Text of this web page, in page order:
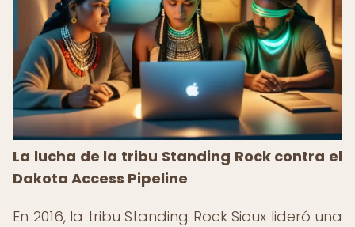
La lucha de la tribu Standing Rock contra el
Dakota Access Pipeline
En 2016, la tribu Standing Rock Sioux lideró una